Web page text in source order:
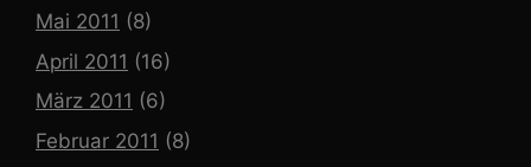
Mai 2011 (8)
April 2011 (16)
März 2011 (6)
Februar 2011 (8)